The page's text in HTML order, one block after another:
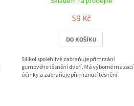
59 Kč
DO KOŠÍKU
Silikol spolehlivě zabraňuje přimrzání
gumového těsnění dveří. Má výborné mazací
účinky a zabraňuje přimrznutí těsnění.